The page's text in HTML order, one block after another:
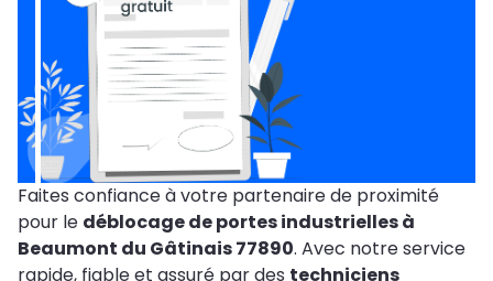
Faites confiance à votre partenaire de proximité
pour le déblocage de portes industrielles à
Beaumont du Gâtinais 77890. Avec notre service
rapide, fiable et assuré par des techniciens